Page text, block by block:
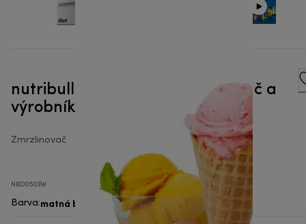
nutribullet® Chill™ – Zmrzlinovač a
výrobník mražených dezertů
Zmrzlinovač
NBD0503W
Barva:matná bílá